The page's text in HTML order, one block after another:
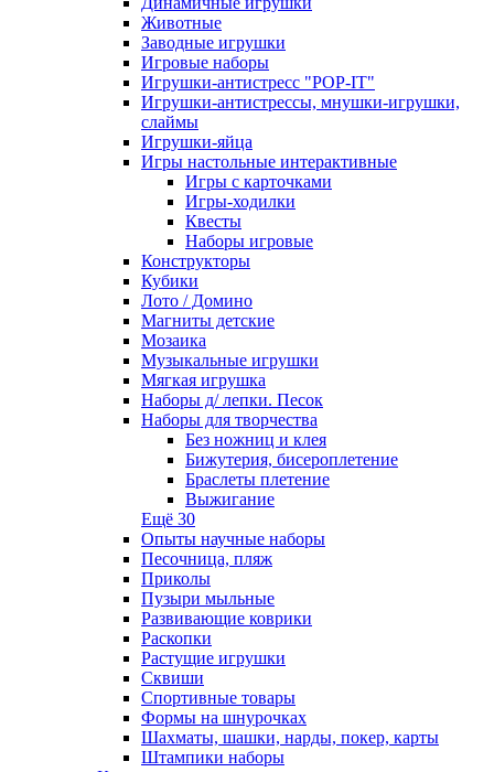
Животные
Заводные игрушки
Игровые наборы
Игрушки-антистресс "POP-IT"
Игрушки-антистрессы, мнушки-игрушки,
слаймы
Игрушки-яйца
Игры настольные интерактивные
Игры с карточками
Игры-ходилки
Квесты
Наборы игровые
Конструкторы
Кубики
Лото / Домино
Магниты детские
Мозаика
Музыкальные игрушки
Мягкая игрушка
Наборы д/ лепки. Песок
Наборы для творчества
Без ножниц и клея
Бижутерия, бисероплетение
Браслеты плетение
Выжигание
Ещё 30
Опыты научные наборы
Песочница, пляж
Приколы
Пузыри мыльные
Развивающие коврики
Раскопки
Растущие игрушки
Сквиши
Спортивные товары
Формы на шнурочках
Шахматы, шашки, нарды, покер, карты
Штампики наборы